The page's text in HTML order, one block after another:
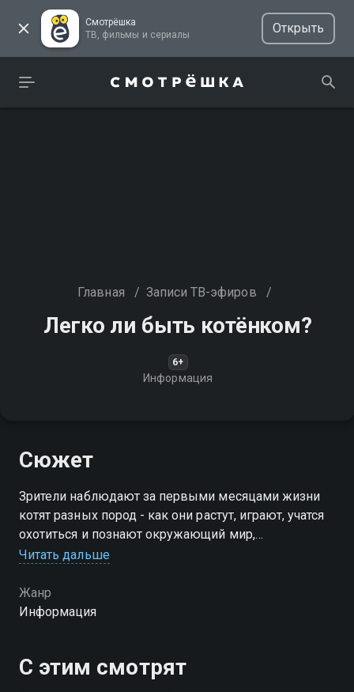
Смотрёшка
ТВ, фильмы и сериалы
Открыть
Главная / Записи ТВ-эфиров /
Легко ли быть котёнком?
6+
Информация
Сюжет
Зрители наблюдают за первыми месяцами жизни
котят разных пород - как они растут, играют, учатся
охотиться и познают окружающий мир,
превращаясь из беспомощных малышей в
Читать дальше
Жанр
Информация
С этим смотрят